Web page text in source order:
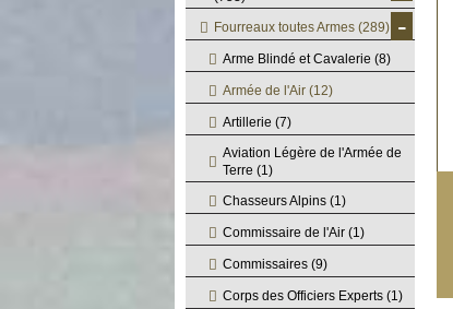
Fourreaux toutes Armes (289) -
Arme Blindé et Cavalerie (8)
Armée de l'Air (12)
Artillerie (7)
Aviation Légère de l'Armée de
Terre (1)
Chasseurs Alpins (1)
Commissaire de l'Air (1)
Commissaires (9)
Corps des Officiers Experts (1)